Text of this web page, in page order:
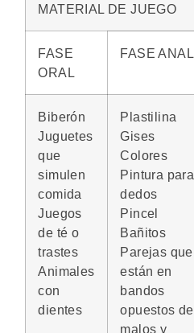
MATERIAL DE JUEGO
FASE
ORAL
FASE ANAL
Biberón
Juguetes
que
simulen
comida
Juegos
de té o
trastes
Animales
con
dientes
Plastilina
Gises
Colores
Pintura para
dedos
Pincel
Bañitos
Parejas que
están en
bandos
opuestos de
malos y